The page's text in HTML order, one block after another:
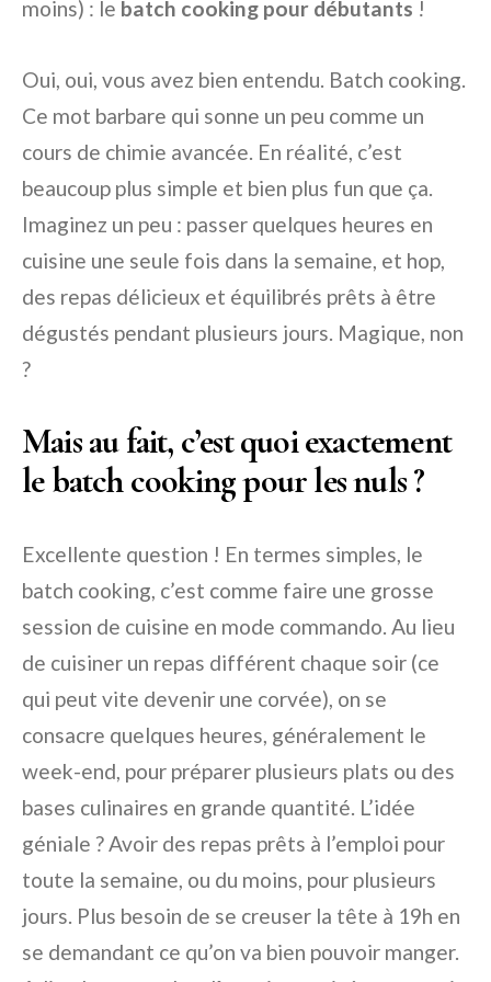
moins) : le batch cooking pour débutants !
Oui, oui, vous avez bien entendu. Batch cooking.
Ce mot barbare qui sonne un peu comme un
cours de chimie avancée. En réalité, c’est
beaucoup plus simple et bien plus fun que ça.
Imaginez un peu : passer quelques heures en
cuisine une seule fois dans la semaine, et hop,
des repas délicieux et équilibrés prêts à être
dégustés pendant plusieurs jours. Magique, non
?
Mais au fait, c’est quoi exactement
le batch cooking pour les nuls ?
Excellente question ! En termes simples, le
batch cooking, c’est comme faire une grosse
session de cuisine en mode commando. Au lieu
de cuisiner un repas différent chaque soir (ce
qui peut vite devenir une corvée), on se
consacre quelques heures, généralement le
week-end, pour préparer plusieurs plats ou des
bases culinaires en grande quantité. L’idée
géniale ? Avoir des repas prêts à l’emploi pour
toute la semaine, ou du moins, pour plusieurs
jours. Plus besoin de se creuser la tête à 19h en
se demandant ce qu’on va bien pouvoir manger.